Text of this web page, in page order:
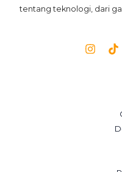
tentang teknologi, dari